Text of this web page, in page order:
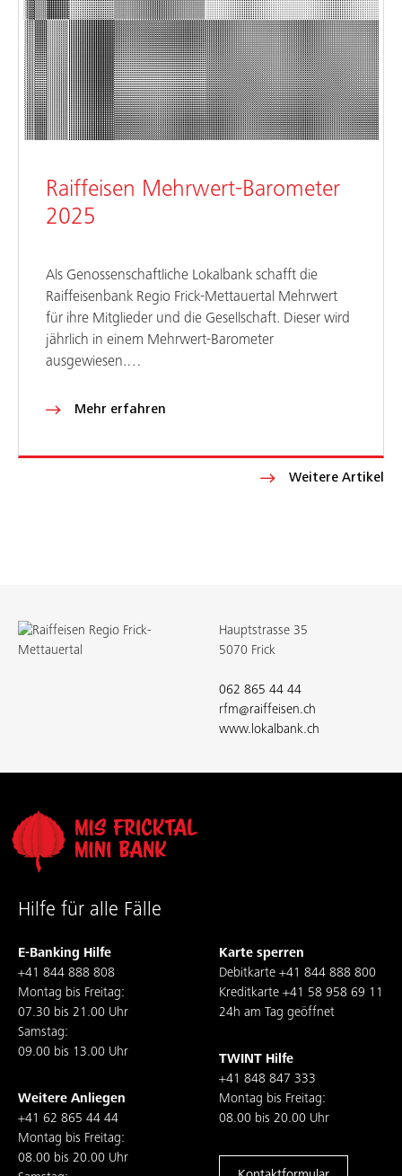
Weitere Artikel
Raiffeisen Mehrwert-Barometer
2025
Als Genossenschaftliche Lokalbank schafft die
Raiffeisenbank Regio Frick-Mettauertal Mehrwert
für ihre Mitglieder und die Gesellschaft. Dieser wird
jährlich in einem Mehrwert-Barometer
ausgewiesen.…
Mehr erfahren
Hauptstrasse 35
5070 Frick
062 865 44 44
rfm@raiffeisen.ch
www.lokalbank.ch
Hilfe für alle Fälle
E-Banking Hilfe
+41 844 888 808
Montag bis Freitag:
07.30 bis 21.00 Uhr
Samstag:
09.00 bis 13.00 Uhr
Weitere Anliegen
+41 62 865 44 44
Montag bis Freitag:
08.00 bis 20.00 Uhr
Karte sperren
Debitkarte +41 844 888 800
Kreditkarte +41 58 958 69 11
24h am Tag geöffnet
TWINT Hilfe
+41 848 847 333
Montag bis Freitag:
08.00 bis 20.00 Uhr